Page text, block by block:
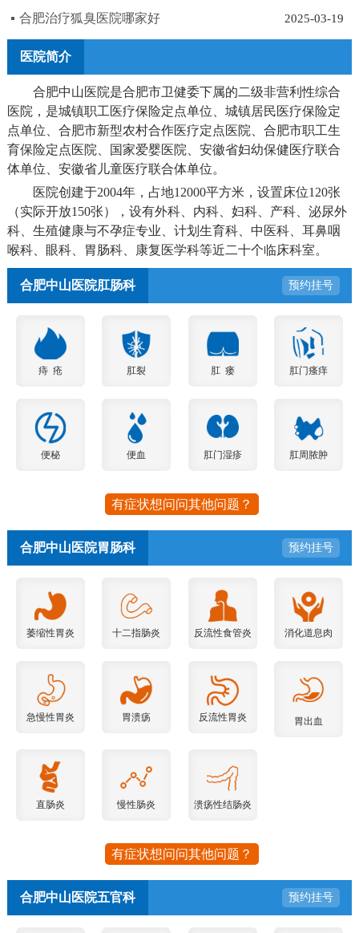
2025-03-19
合肥治疗狐臭医院哪家好
医院简介
合肥中山医院是合肥市卫健委下属的二级非营利性综合
医院，是城镇职工医疗保险定点单位、城镇居民医疗保险定
点单位、合肥市新型农村合作医疗定点医院、合肥市职工生
育保险定点医院、国家爱婴医院、安徽省妇幼保健医疗联合
体单位、安徽省儿童医疗联合体单位。
医院创建于2004年，占地12000平方米，设置床位120张
（实际开放150张），设有外科、内科、妇科、产科、泌尿外
科、生殖健康与不孕症专业、计划生育科、中医科、耳鼻咽
喉科、眼科、胃肠科、康复医学科等近二十个临床科室。
合肥中山医院肛肠科 预约挂号
痔 疮 肛裂 肛 瘘 肛门瘙痒
便秘 便血 肛门湿疹 肛周脓肿
有症状想问问其他问题？
合肥中山医院胃肠科 预约挂号
萎缩性胃炎 十二指肠炎 反流性食管炎 消化道息肉
急慢性胃炎 胃溃疡 反流性胃炎 胃出血
直肠炎 慢性肠炎 溃疡性结肠炎
有症状想问问其他问题？
合肥中山医院五官科 预约挂号